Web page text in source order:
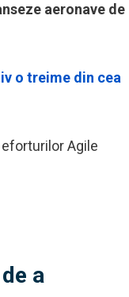
aeronave de
o treime din cea
Agile
a